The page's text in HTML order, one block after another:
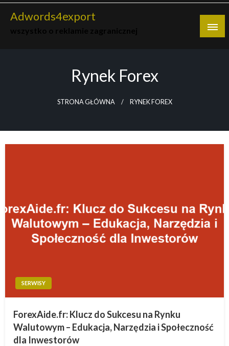
Skip
Adwords4export
Rynek Forex
STRONA GŁÓWNA RYNEK FOREX
SERWISY
ForexAide.fr: Klucz do Sukcesu na Rynku
Walutowym – Edukacja, Narzędzia i Społeczność
dla Inwestorów